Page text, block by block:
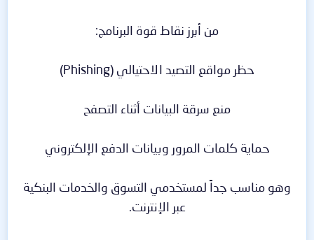
من أبرز نقاط قوة البرنامج:
حظر مواقع التصيد الاحتيالي (Phishing)
منع سرقة البيانات أثناء التصفح
حماية كلمات المرور وبيانات الدفع الإلكتروني
وهو مناسب جداً لمستخدمي التسوق والخدمات البنكية
عبر الإنترنت.